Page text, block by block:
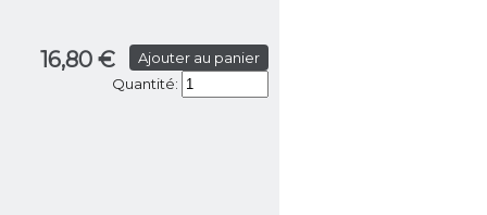
16,80 €
Ajouter au panier
Quantité: